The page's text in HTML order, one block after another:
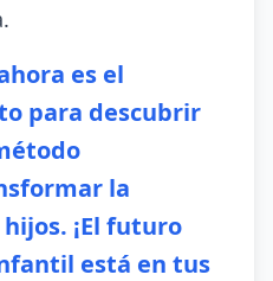
es el
para descubrir
la
¡El futuro
está en tus